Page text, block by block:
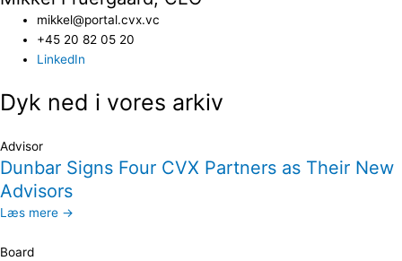
mikkel@portal.cvx.vc
+45 20 82 05 20
LinkedIn
Dyk ned i vores arkiv
Advisor
Dunbar Signs Four CVX Partners as Their New
Advisors
Læs mere →
Board